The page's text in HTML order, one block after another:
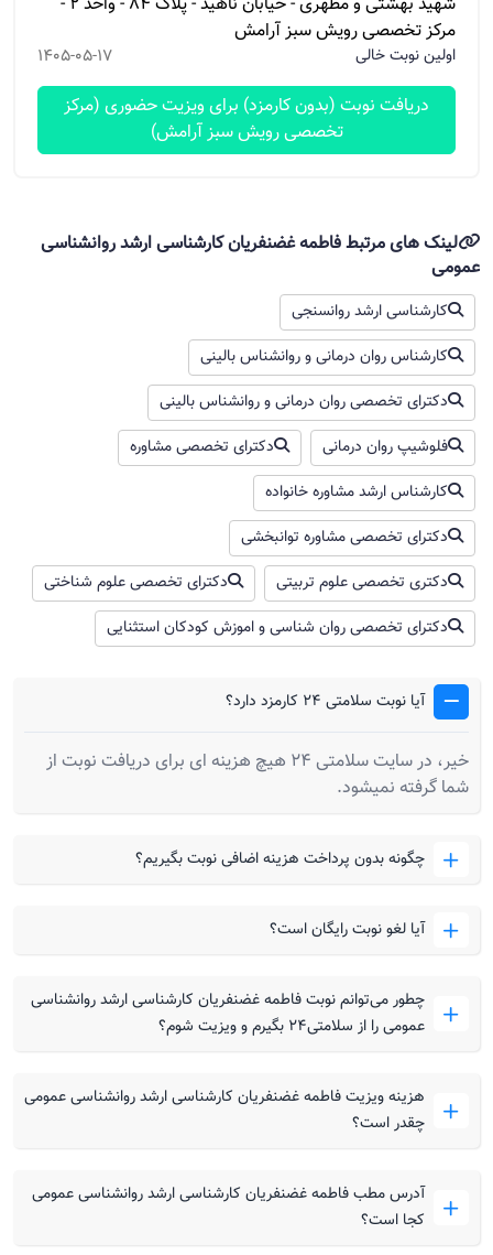
مرکز تخصصی رویش سبز آرامش
اولین نوبت خالی 1405-05-17
دریافت نوبت (بدون کارمزد) برای ویزیت حضوری (مرکز
تخصصی رویش سبز آرامش)
لینک های مرتبط فاطمه غضنفریان کارشناسی ارشد روانشناسی
عمومی
کارشناسی ارشد روانسنجی
کارشناس روان درمانی و روانشناس بالینی
دکترای تخصصی روان درمانی و روانشناس بالینی
فلوشیپ روان‌ درمانی
دکترای تخصصی مشاوره
کارشناس ارشد مشاوره خانواده
دکترای تخصصی مشاوره توانبخشی
دکتری تخصصی علوم تربیتی
دکترای تخصصی علوم شناختی
دکترای تخصصی روان شناسی و اموزش کودکان استثنایی
آیا نوبت سلامتی 24 کارمزد دارد؟
خیر، در سایت سلامتی 24 هیچ هزینه ای برای دریافت نوبت از
شما گرفته نمیشود.
چگونه بدون پرداخت هزینه اضافی نوبت بگیریم؟
آیا لغو نوبت رایگان است؟
چطور می‌توانم نوبت فاطمه غضنفریان کارشناسی ارشد روانشناسی
عمومی را از سلامتی۲۴ بگیرم و ویزیت شوم؟
هزینه ویزیت فاطمه غضنفریان کارشناسی ارشد روانشناسی عمومی
چقدر است؟
آدرس مطب فاطمه غضنفریان کارشناسی ارشد روانشناسی عمومی
کجا است؟